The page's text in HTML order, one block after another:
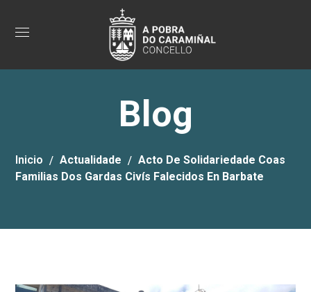
Blog
Inicio Actualidade
Acto De Solidariedade Coas
Familias Dos Gardas Civís Falecidos En Barbate